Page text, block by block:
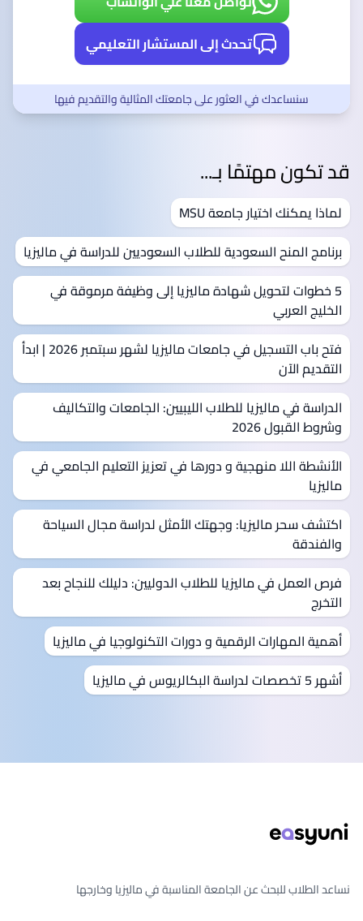
تحدث إلى المستشار التعليمي
سنساعدك في العثور على جامعتك المثالية والتقديم فيها
قد تكون مهتمًا بـ...
لماذا يمكنك اختيار جامعة MSU
برنامج المنح السعودية للطلاب السعوديين للدراسة في ماليزيا
5 خطوات لتحويل شهادة ماليزيا إلى وظيفة مرموقة في
الخليج العربي
فتح باب التسجيل في جامعات ماليزيا لشهر سبتمبر 2026 | ابدأ
التقديم الآن
الدراسة في ماليزيا للطلاب الليبيين: الجامعات والتكاليف
وشروط القبول 2026
الأنشطة اللا منهجية و دورها في تعزيز التعليم الجامعي في
ماليزيا
اكتشف سحر ماليزيا: وجهتك الأمثل لدراسة مجال السياحة
والفندقة
فرص العمل في ماليزيا للطلاب الدوليين: دليلك للنجاح بعد
التخرج
أهمية المهارات الرقمية و دورات التكنولوجيا في ماليزيا
أشهر 5 تخصصات لدراسة البكالريوس في ماليزيا
نساعد الطلاب للبحث عن الجامعة المناسبة في ماليزيا وخارجها